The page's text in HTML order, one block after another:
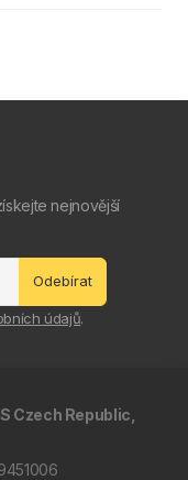
nejnovější
Odebírat
údajů.
Czech Republic,